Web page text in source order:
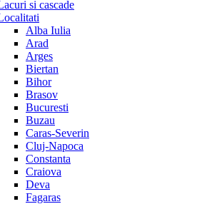
si cascade
Alba Iulia
Arad
Arges
Biertan
Bihor
Brasov
Bucuresti
Buzau
Caras-Severin
Cluj-Napoca
Constanta
Craiova
Deva
Fagaras